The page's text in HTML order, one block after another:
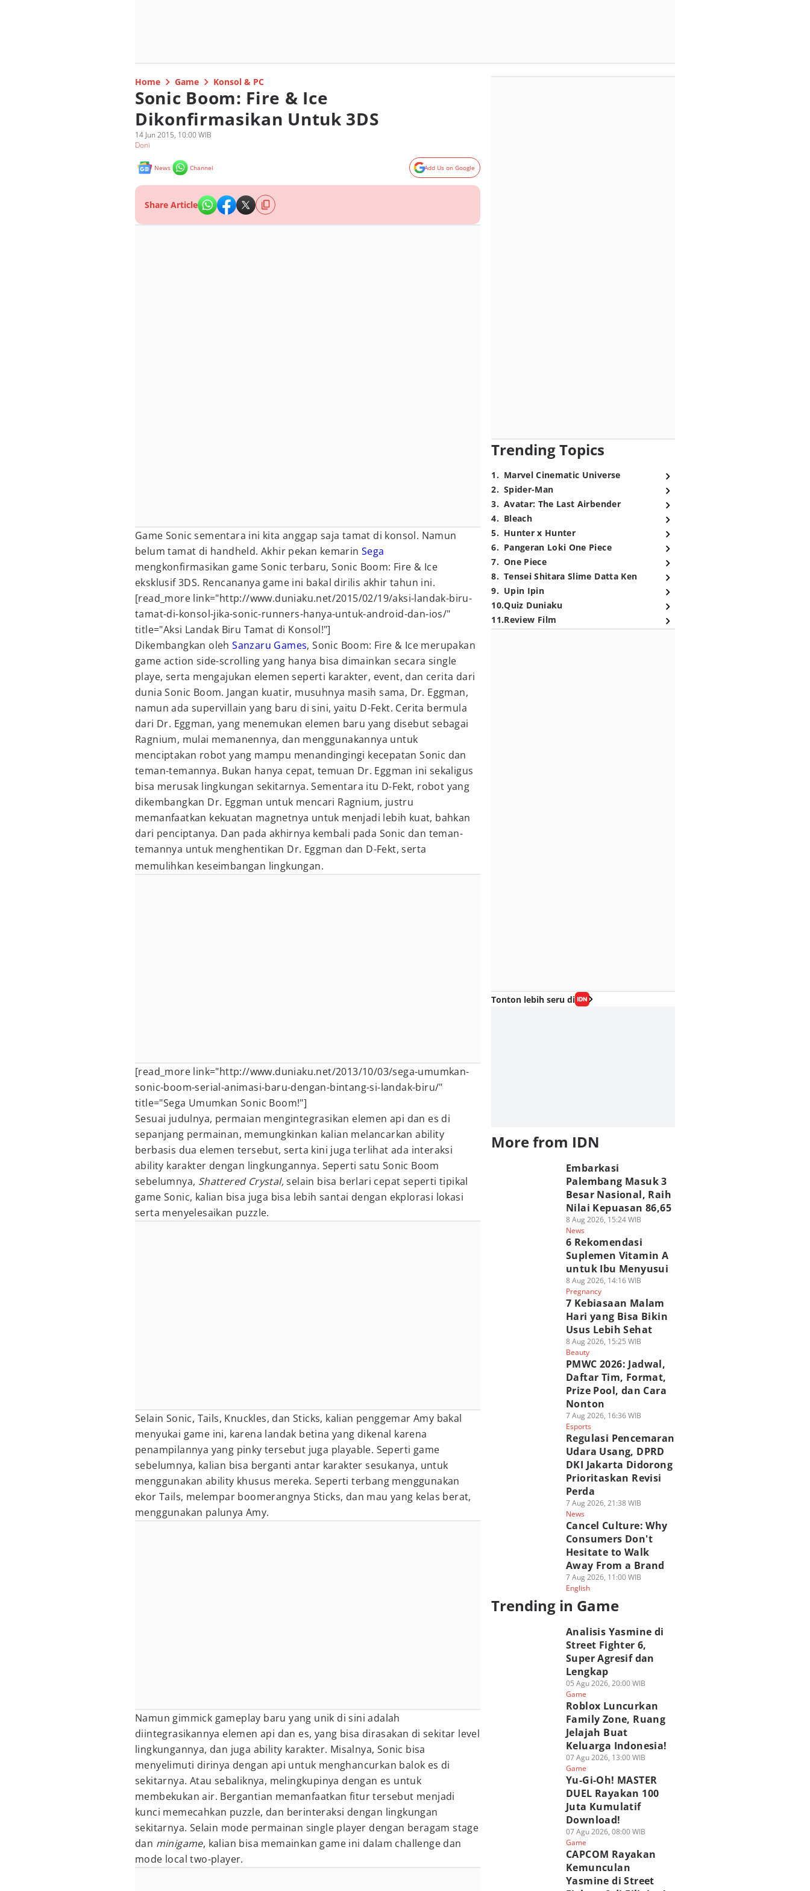
Home Game Konsol & PC
Sonic Boom: Fire & Ice
Dikonfirmasikan Untuk 3DS
14 Jun 2015, 10:00 WIB
Doni
News Channel Add Us on Google
Share Article
Game Sonic sementara ini kita anggap saja tamat di konsol. Namun
belum tamat di handheld. Akhir pekan kemarin Sega
mengkonfirmasikan game Sonic terbaru, Sonic Boom: Fire & Ice
eksklusif 3DS. Rencananya game ini bakal dirilis akhir tahun ini.
[read_more link="http://www.duniaku.net/2015/02/19/aksi-landak-biru-
tamat-di-konsol-jika-sonic-runners-hanya-untuk-android-dan-ios/"
title="Aksi Landak Biru Tamat di Konsol!"]
Dikembangkan olehSanzaru Games, Sonic Boom: Fire & Ice merupakan
game action side-scrolling yang hanya bisa dimainkan secara single
playe, serta mengajukan elemen seperti karakter, event, dan cerita dari
dunia Sonic Boom. Jangan kuatir, musuhnya masih sama, Dr. Eggman,
namun ada supervillain yang baru di sini, yaitu D-Fekt. Cerita bermula
dari Dr. Eggman, yang menemukan elemen baru yang disebut sebagai
Ragnium, mulai memanennya, dan menggunakannya untuk
menciptakan robot yang mampu menandingingi kecepatan Sonic dan
teman-temannya. Bukan hanya cepat, temuan Dr. Eggman ini sekaligus
bisa merusak lingkungan sekitarnya. Sementara itu D-Fekt, robot yang
dikembangkan Dr. Eggman untuk mencari Ragnium, justru
memanfaatkan kekuatan magnetnya untuk menjadi lebih kuat, bahkan
dari penciptanya. Dan pada akhirnya kembali pada Sonic dan teman-
temannya untuk menghentikan Dr. Eggman dan D-Fekt, serta
memulihkan keseimbangan lingkungan.
[read_more link="http://www.duniaku.net/2013/10/03/sega-umumkan-
sonic-boom-serial-animasi-baru-dengan-bintang-si-landak-biru/"
title="Sega Umumkan Sonic Boom!"]
Sesuai judulnya, permaian mengintegrasikan elemen api dan es di
sepanjang permainan, memungkinkan kalian melancarkan ability
berbasis dua elemen tersebut, serta kini juga terlihat ada interaksi
ability karakter dengan lingkungannya. Seperti satu Sonic Boom
sebelumnya, Shattered Crystal,selain bisa berlari cepat seperti tipikal
game Sonic, kalian bisa juga bisa lebih santai dengan ekplorasi lokasi
serta menyelesaikan puzzle.
Selain Sonic, Tails, Knuckles, dan Sticks, kalian penggemar Amy bakal
menyukai game ini, karena landak betina yang dikenal karena
penampilannya yang pinky tersebut juga playable. Seperti game
sebelumnya, kalian bisa berganti antar karakter sesukanya, untuk
menggunakan ability khusus mereka. Seperti terbang menggunakan
ekor Tails, melempar boomerangnya Sticks, dan mau yang kelas berat,
menggunakan palunya Amy.
Namun gimmick gameplay baru yang unik di sini adalah
diintegrasikannya elemen api dan es, yang bisa dirasakan di sekitar level
lingkungannya, dan juga ability karakter. Misalnya, Sonic bisa
menyelimuti dirinya dengan api untuk menghancurkan balok es di
sekitarnya. Atau sebaliknya, melingkupinya dengan es untuk
membekukan air. Bergantian memanfaatkan fitur tersebut menjadi
kunci memecahkan puzzle, dan berinteraksi dengan lingkungan
sekitarnya. Selain mode permainan single player dengan beragam stage
dan minigame, kalian bisa memainkan game ini dalam challenge dan
mode local two-player.
Trending Topics
1. Marvel Cinematic Universe
2. Spider-Man
3. Avatar: The Last Airbender
4. Bleach
5. Hunter x Hunter
6. Pangeran Loki One Piece
7. One Piece
8. Tensei Shitara Slime Datta Ken
9. Upin Ipin
10.Quiz Duniaku
11.Review Film
Tonton lebih seru di
More from IDN
Embarkasi
Palembang Masuk 3
Besar Nasional, Raih
Nilai Kepuasan 86,65
8 Aug 2026, 15:24 WIB
News
6 Rekomendasi
Suplemen Vitamin A
untuk Ibu Menyusui
8 Aug 2026, 14:16 WIB
Pregnancy
7 Kebiasaan Malam
Hari yang Bisa Bikin
Usus Lebih Sehat
8 Aug 2026, 15:25 WIB
Beauty
PMWC 2026: Jadwal,
Daftar Tim, Format,
Prize Pool, dan Cara
Nonton
7 Aug 2026, 16:36 WIB
Esports
Regulasi Pencemaran
Udara Usang, DPRD
DKI Jakarta Didorong
Prioritaskan Revisi
Perda
7 Aug 2026, 21:38 WIB
News
Cancel Culture: Why
Consumers Don't
Hesitate to Walk
Away From a Brand
7 Aug 2026, 11:00 WIB
English
Trending in Game
Analisis Yasmine di
Street Fighter 6,
Super Agresif dan
Lengkap
05 Agu 2026, 20:00 WIB
Game
Roblox Luncurkan
Family Zone, Ruang
Jelajah Buat
Keluarga Indonesia!
07 Agu 2026, 13:00 WIB
Game
Yu-Gi-Oh! MASTER
DUEL Rayakan 100
Juta Kumulatif
Download!
07 Agu 2026, 08:00 WIB
Game
CAPCOM Rayakan
Kemunculan
Yasmine di Street